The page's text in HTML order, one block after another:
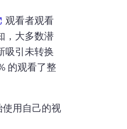
(opens in a new tab)
观看者观看
，大多数潜
吸引未转换
的观看了整
用自己的视